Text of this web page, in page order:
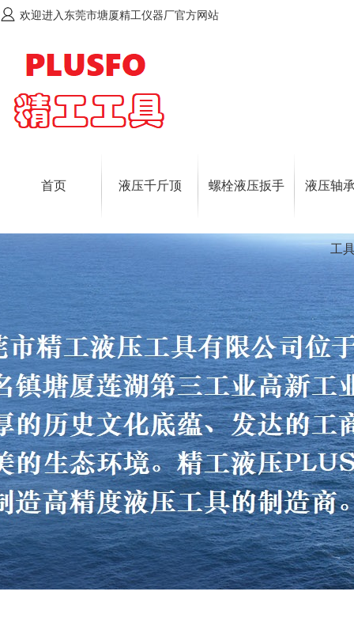
欢迎进入东莞市塘厦精工仪器厂官方网站
首页 液压千斤顶 螺栓液压扳手 液压轴
工